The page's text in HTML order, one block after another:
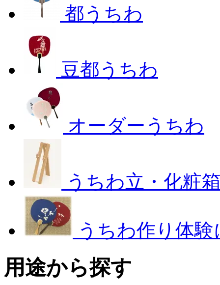
都うちわ
豆都うちわ
オーダーうちわ
うちわ立・化粧
うちわ作り体
用途から探す